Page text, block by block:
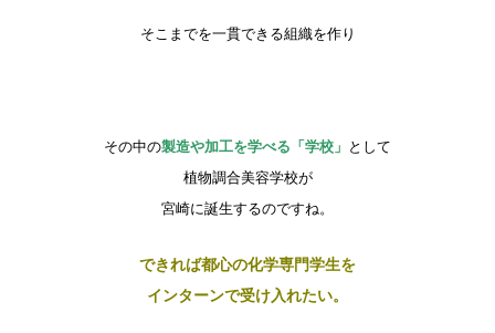
そこまでを一貫できる組織を作り
その中の製造や加工を学べる「学校」 として
植物調合美容学校が
宮崎に誕生するのですね。
できれば都心の化学専門学生を
インターンで受け入れたい。